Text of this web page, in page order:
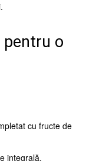
pentru o
cu fructe de
integrală.